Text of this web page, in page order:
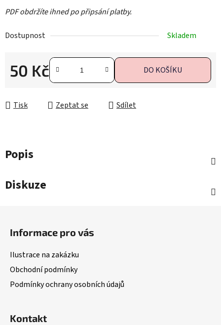
PDF obdržíte ihned po připsání platby.
Dostupnost Skladem
50 Kč DO KOŠÍKU
Tisk Zeptat se Sdílet
Popis
Diskuze
Informace pro vás
Ilustrace na zakázku
Obchodní podmínky
Podmínky ochrany osobních údajů
Kontakt